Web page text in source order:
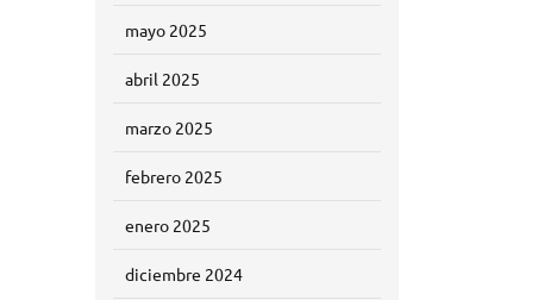
mayo 2025
abril 2025
marzo 2025
febrero 2025
enero 2025
diciembre 2024